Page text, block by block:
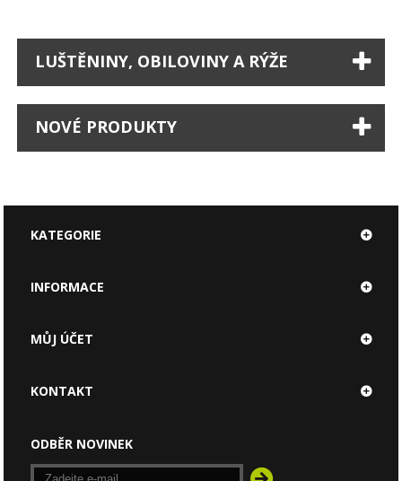
LUŠTĚNINY, OBILOVINY A RÝŽE
NOVÉ PRODUKTY
KATEGORIE
INFORMACE
MŮJ ÚČET
KONTAKT
ODBĚR NOVINEK